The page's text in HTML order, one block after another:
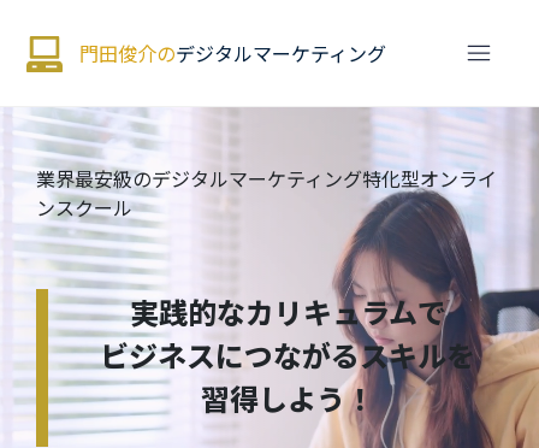
門田俊介のデジタルマーケティング
業界最安級のデジタルマーケティング特化型オンライ
ンスクール
実践的なカリキュラムで
ビジネスにつながるスキルを
習得しよう！